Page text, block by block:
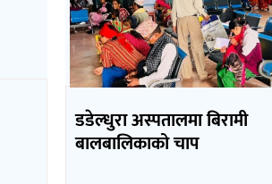
डडेल्धुरा अस्पतालमा बिरामी
बालबालिकाको चाप